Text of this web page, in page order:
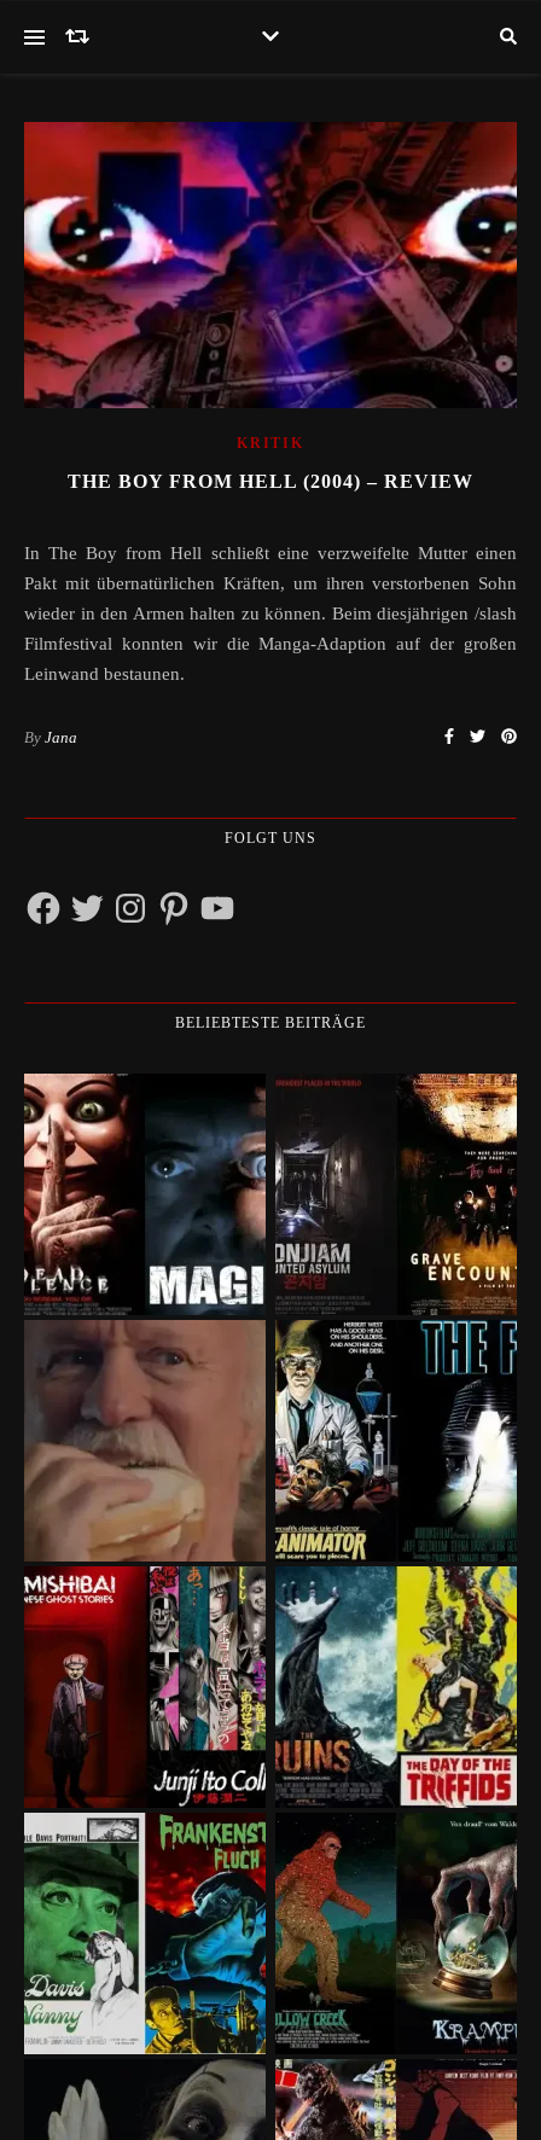
KRITIK
THE BOY FROM HELL (2004) – REVIEW
In The Boy from Hell schließt eine verzweifelte Mutter einen
Pakt mit übernatürlichen Kräften, um ihren verstorbenen Sohn
wieder in den Armen halten zu können. Beim diesjährigen /slash
Filmfestival konnten wir die Manga-Adaption auf der großen
Leinwand bestaunen.
By Jana
FOLGT UNS
FacebookTwitterInstagramPinterestYouTube
BELIEBTESTE BEITRÄGE